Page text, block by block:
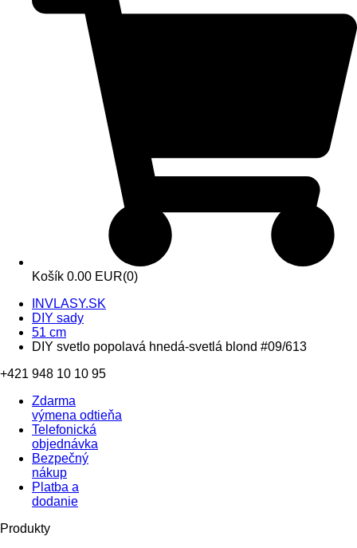
Košík 0.00 EUR(0)
INVLASY.SK
DIY sady
51 cm
DIY svetlo popolavá hnedá-svetlá blond #09/613
+421 948 10 10 95
Zdarma
výmena odtieňa
Telefonická
objednávka
Bezpečný
nákup
Platba a
dodanie
Produkty